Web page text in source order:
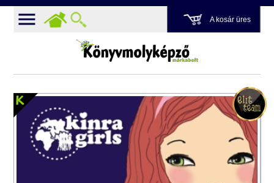
A kosár üres